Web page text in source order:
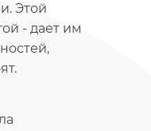
Этой
- дает им